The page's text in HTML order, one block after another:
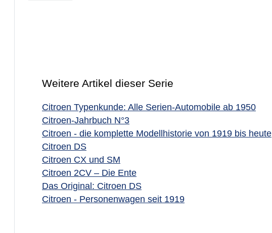
Weitere Artikel dieser Serie
Citroen Typenkunde: Alle Serien-Automobile ab 1950
Citroen-Jahrbuch N°3
Citroen - die komplette Modellhistorie von 1919 bis heute
Citroen DS
Citroen CX und SM
Citroen 2CV – Die Ente
Das Original: Citroen DS
Citroen - Personenwagen seit 1919